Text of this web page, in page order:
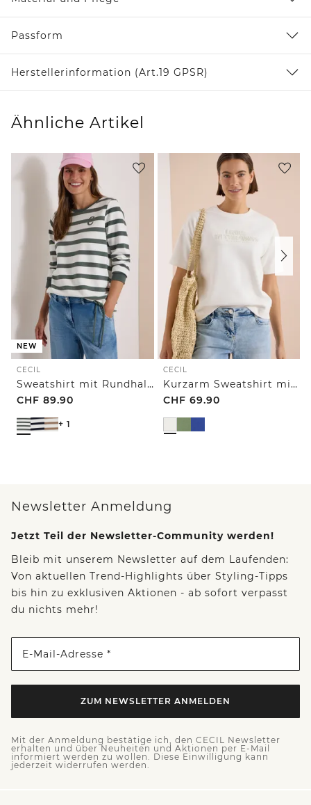
Passform
Herstellerinformation (Art.19 GPSR)
Ähnliche Artikel
NEW
CECIL
Sweatshirt mit Rundhals und Tunnelzug
CHF 89.90
+ 1
CECIL
Kurzarm Sweatshirt mit Embroidery
CHF 69.90
Newsletter Anmeldung
Jetzt Teil der Newsletter-Community werden!
Bleib mit unserem Newsletter auf dem Laufenden:
Von aktuellen Trend-Highlights über Styling-Tipps
bis hin zu exklusiven Aktionen - ab sofort verpasst
du nichts mehr!
E-Mail-Adresse *
ZUM NEWSLETTER ANMELDEN
Mit der Anmeldung bestätige ich, den CECIL Newsletter
erhalten und über Neuheiten und Aktionen per E-Mail
informiert werden zu wollen. Diese Einwilligung kann
jederzeit widerrufen werden.